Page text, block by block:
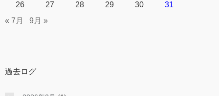
26 27 28 29 30
31
« 7月
9月 »
過去ログ